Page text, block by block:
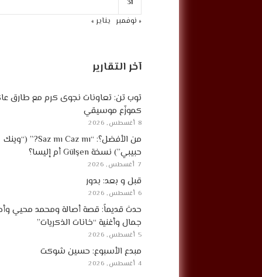
31
« نوفمبر يناير »
آخر التقارير
توب تن: تعاونات نجوى كرم مع طارق
كموزّع موسيقي
8 أغسطس, 2026
من الأفضل؟: “Saz mı Caz mı?” (“وينك
حبيبي”) نسخة Gülşen أم إليسا؟
7 أغسطس, 2026
قبل و بعد: بدور
6 أغسطس, 2026
حدث قديماً: قصة أصالة ومحمد محيي
جمال وأغنية “خانات الذكريات”
5 أغسطس, 2026
مبدع الأسبوع: حسين شوكت
4 أغسطس, 2026